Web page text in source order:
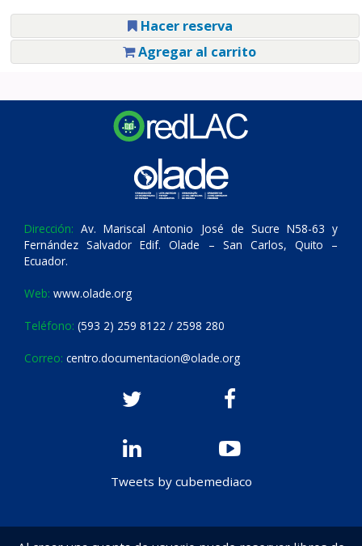
Hacer reserva
Agregar al carrito
Dirección: Av. Mariscal Antonio José de Sucre N58-63 y
Fernández Salvador Edif. Olade – San Carlos, Quito –
Ecuador.
Web: www.olade.org
Teléfono: (593 2) 259 8122 / 2598 280
Correo: centro.documentacion@olade.org
Tweets by cubemediaco